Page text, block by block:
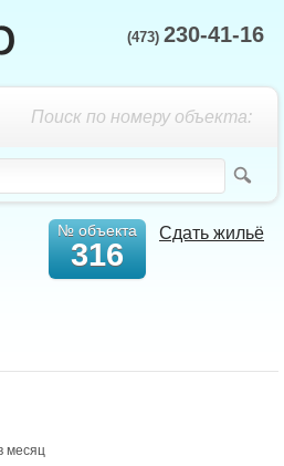
(473) 230-41-16
Поиск по номеру объекта:
Сдать жильё
№ объекта
316
месяц